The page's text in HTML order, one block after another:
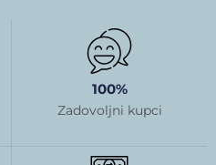
100%
Zadovoljni kupci